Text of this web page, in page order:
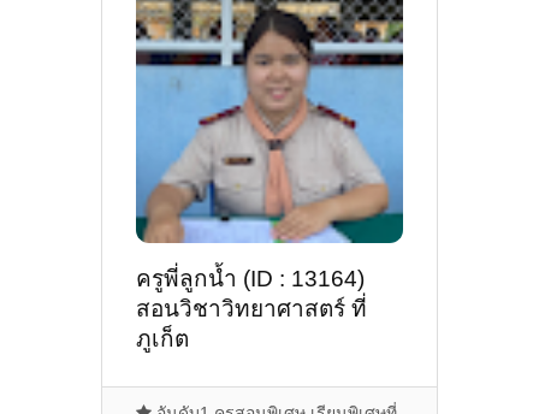
ครูพี่ลูกน้ำ (ID : 13164)
สอนวิชาวิทยาศาสตร์ ที่
ภูเก็ต